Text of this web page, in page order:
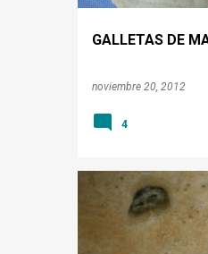
GALLETAS DE
noviembre 20, 2012
4
PAN